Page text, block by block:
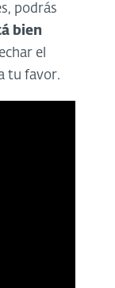
podrás
bien
el
tu favor.